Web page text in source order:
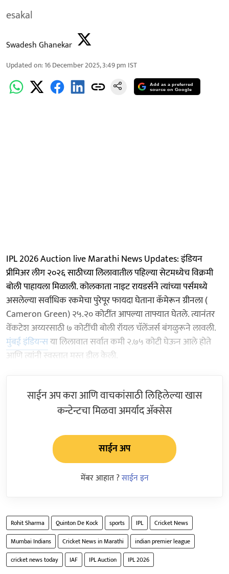
esakal
Swadesh Ghanekar
Updated on:16 December 2025, 3:49 pm IST
Add as a preferred
source on Google
IPL 2026 Auction live Marathi News Updates: इंडियन
प्रीमिअर लीग २०२६ साठीच्या लिलावातील पहिल्या सेटमध्येच विक्रमी
बोली पाहायला मिळाली. कोलकाता नाइट रायडर्सने त्यांच्या पर्समध्ये
असलेल्या सर्वाधिक रकमेचा पुरेपूर फायदा घेताना कॅमेरून ग्रीनला (
Cameron Green) २५.२० कोटींत आपल्या ताफ्यात घेतले. त्यानंतर
वेंकटेश अय्यरसाठी ७ कोटींची बोली रॉयल चॅलेंजर्स बंगळुरूने लावली.
मुंबई इंडियन्सया लिलावात सर्वात कमी २.७५ कोटी घेऊन आले होते
आणि त्यांनी स्वस्तात मस्त डील केली.
साईन अप करा आणि वाचकांसाठी लिहिलेल्या खास
कन्टेन्टचा मिळवा अमर्याद ॲक्सेस
साईन अप
मेंबर आहात ?साईन इन
Rohit Sharma Quinton De Kock sports IPL
Cricket News
Mumbai Indians
Cricket News in Marathi
indian premier league
cricket news today
IAF IPL Auction IPL 2026